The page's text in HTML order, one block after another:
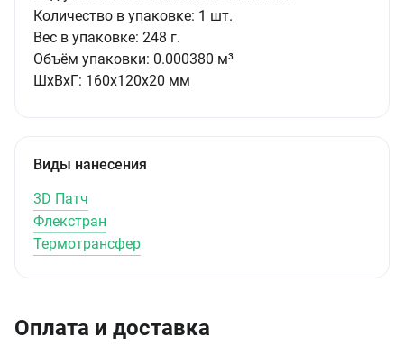
Количество в упаковке: 1 шт.
Вес в упаковке: 248 г.
Объём упаковки: 0.000380 м³
ШxВxГ: 160x120x20 мм
Виды нанесения
3D Патч
Флекстран
Термотрансфер
Оплата и доставка